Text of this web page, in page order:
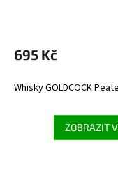
695 Kč
Whisky GOLDCOCK
ZOBRAZIT